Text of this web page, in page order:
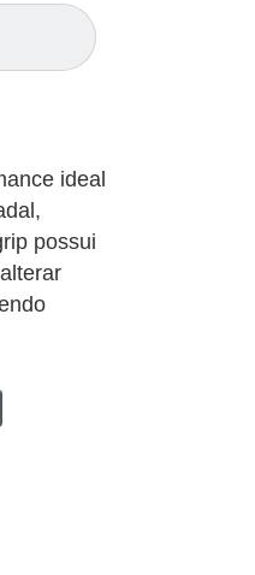
ideal
possui